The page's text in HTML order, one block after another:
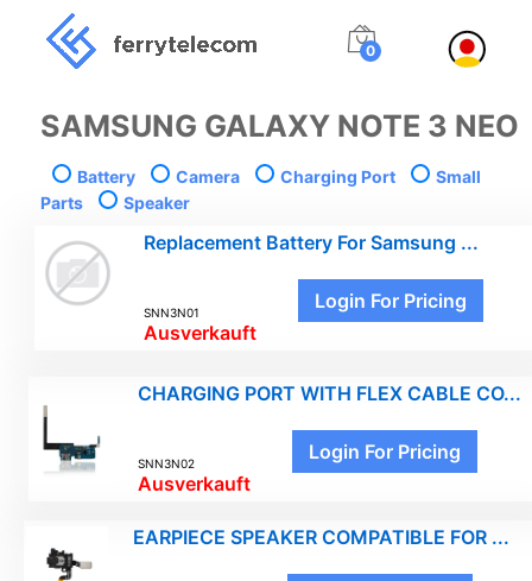
0
SAMSUNG GALAXY NOTE 3 NEO
Battery Camera Charging Port
Small
Parts
Speaker
Replacement Battery For Samsung ...
SNN3N01
Ausverkauft
Login For Pricing
CHARGING PORT WITH FLEX CABLE CO...
SNN3N02
Ausverkauft
Login For Pricing
EARPIECE SPEAKER COMPATIBLE FOR ...